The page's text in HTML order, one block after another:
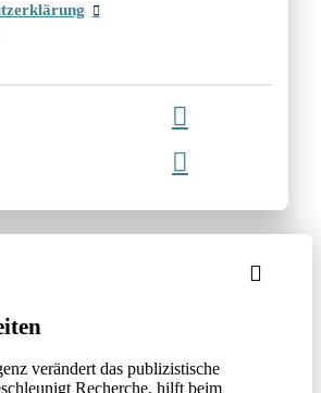
verändert das publizistische
Recherche, hilft beim